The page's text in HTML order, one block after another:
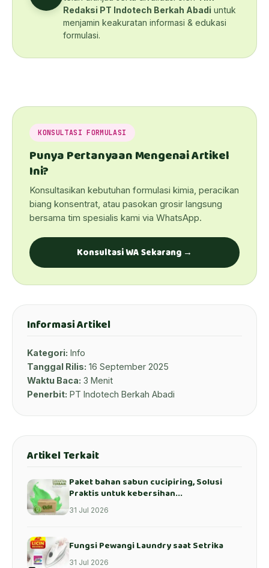
Redaksi PT Indotech Berkah Abadi untuk
menjamin keakuratan informasi & edukasi
formulasi.
KONSULTASI FORMULASI
Punya Pertanyaan Mengenai Artikel
Ini?
Konsultasikan kebutuhan formulasi kimia, peracikan
biang konsentrat, atau pasokan grosir langsung
bersama tim spesialis kami via WhatsApp.
Konsultasi WA Sekarang →
Informasi Artikel
Kategori: Info
Tanggal Rilis: 16 September 2025
Waktu Baca: 3 Menit
Penerbit: PT Indotech Berkah Abadi
Artikel Terkait
Paket bahan sabun cucipiring, Solusi
Praktis untuk kebersihan...
31 Jul 2026
Fungsi Pewangi Laundry saat Setrika
31 Jul 2026